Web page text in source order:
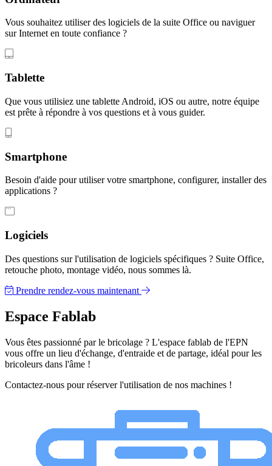
Vous souhaitez utiliser des logiciels de la suite Office ou naviguer
sur Internet en toute confiance ?
Tablette
Que vous utilisiez une tablette Android, iOS ou autre, notre équipe
est prête à répondre à vos questions et à vous guider.
Smartphone
Besoin d'aide pour utiliser votre smartphone, configurer, installer des
applications ?
Logiciels
Des questions sur l'utilisation de logiciels spécifiques ? Suite Office,
retouche photo, montage vidéo, nous sommes là.
Prendre rendez-vous maintenant
Espace Fablab
Vous êtes passionné par le bricolage ? L'espace fablab de l'EPN
vous offre un lieu d'échange, d'entraide et de partage, idéal pour les
bricoleurs dans l'âme !
Contactez-nous pour réserver l'utilisation de nos machines !